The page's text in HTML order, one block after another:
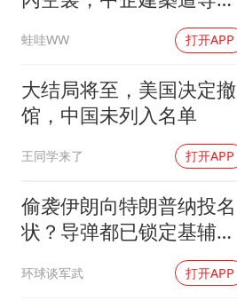
击中｜介文汲.谢寒冰.张
延廷｜辣晚报20260806
蛙哇WW 打开APP
大结局将至，美国决定撤
馆，中国未列入名单
王同学来了 打开APP
偷袭伊朗向特朗普纳投名
状？导弹都已锁定基辅才
火速道歉，泽连斯基这场
豪赌到底有多疯？
环球谈军武 打开APP